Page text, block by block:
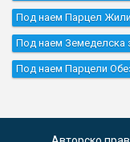
Под наем Парцел
Под наем Земеделска
Под наем Парцели